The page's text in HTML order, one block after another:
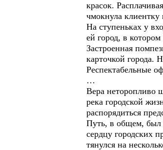
красок.
чмокнула клиентку
На ступеньках у
ей город, в
Застроенная
карточкой города.
Респектабельные
…
Вера неторопливо
река городской
распорядиться
Путь, в общем, был
сердцу городских
тянулся на